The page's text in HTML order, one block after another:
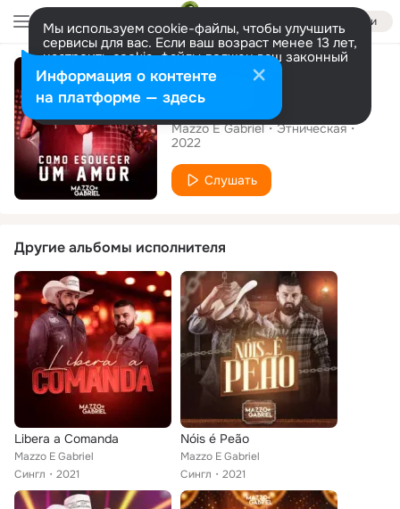
Войти
Мы используем cookie-файлы, чтобы улучшить
сервисы для вас. Если ваш возраст менее 13 лет,
настроить cookie-файлы должен ваш законный
представитель. Больше информации
Разрешить все Настроить
Сингл
Mazzo E Gabriel
Этническая
2022
Слушать
Другие альбомы исполнителя
Libera a Comanda
Mazzo E Gabriel
Сингл
2021
Nóis é Peão
Mazzo E Gabriel
Сингл
2021
Информация о контенте
на платформе — здесь